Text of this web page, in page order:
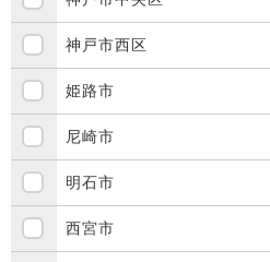
神戸市西区
姫路市
尼崎市
明石市
西宮市